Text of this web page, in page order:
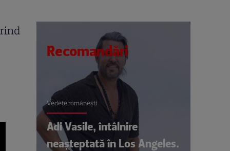
Recomandări
Vedete româneşti
Adi Vasile, întâlnire
neașteptată în Los Angeles.